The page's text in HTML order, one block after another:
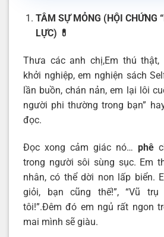
TÂM SỰ MỎNG (HỘI CHỨNG
LỰC) 💊
Thưa các anh chị,Em thú
khởi nghiệp, em nghiện sách
lần buồn, chán nản, em lại lôi
người phi thường trong bạn”
đọc.
Đọc xong cảm giác nó… phê
trong người sôi sùng sục. Em
nhân, có thể dời non lấp biển.
giỏi, bạn cũng thế!”, “Vũ
tôi!”.Đêm đó em ngủ rất ngon
mai mình sẽ giàu.